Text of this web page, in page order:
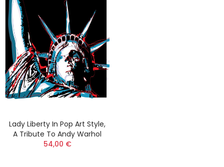
Lady Liberty In Pop Art Style,
A Tribute To Andy Warhol
54,00 €